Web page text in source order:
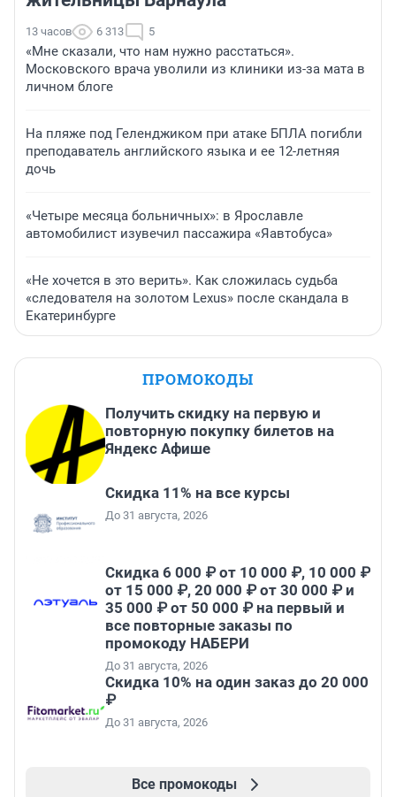
13 часов 6 313 5
«Мне сказали, что нам нужно расстаться».
Московского врача уволили из клиники из-за мата в
личном блоге
На пляже под Геленджиком при атаке БПЛА погибли
преподаватель английского языка и ее 12-летняя
дочь
«Четыре месяца больничных»: в Ярославле
автомобилист изувечил пассажира «Яавтобуса»
«Не хочется в это верить». Как сложилась судьба
«следователя на золотом Lexus» после скандала в
Екатеринбурге
ПРОМОКОДЫ
Получить скидку на первую и
повторную покупку билетов на
Яндекс Афише
Скидка 11% на все курсы
До 31 августа, 2026
Скидка 6 000 ₽ от 10 000 ₽, 10 000 ₽
от 15 000 ₽, 20 000 ₽ от 30 000 ₽ и
35 000 ₽ от 50 000 ₽ на первый и
все повторные заказы по
промокоду НАБЕРИ
До 31 августа, 2026
Скидка 10% на один заказ до 20 000
₽
До 31 августа, 2026
Все промокоды